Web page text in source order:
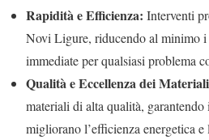
Rapidità e Efficienza: Interventi
Novi Ligure, riducendo al minimo
immediate per qualsiasi problema
Qualità e Eccellenza dei
materiali di alta qualità,
migliorano l’efficienza energetica